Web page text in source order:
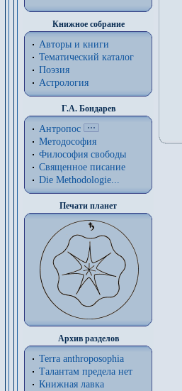
Книжное собрание
Авторы и книги
Тематический каталог
Поэзия
Астрология
Г.А. Бондарев
Антропос
Методософия
Философия cвободы
Священное писание
Die Methodologie...
Печати планет
Архив разделов
Terra anthroposophia
Талантам предела нет
Книжная лавка